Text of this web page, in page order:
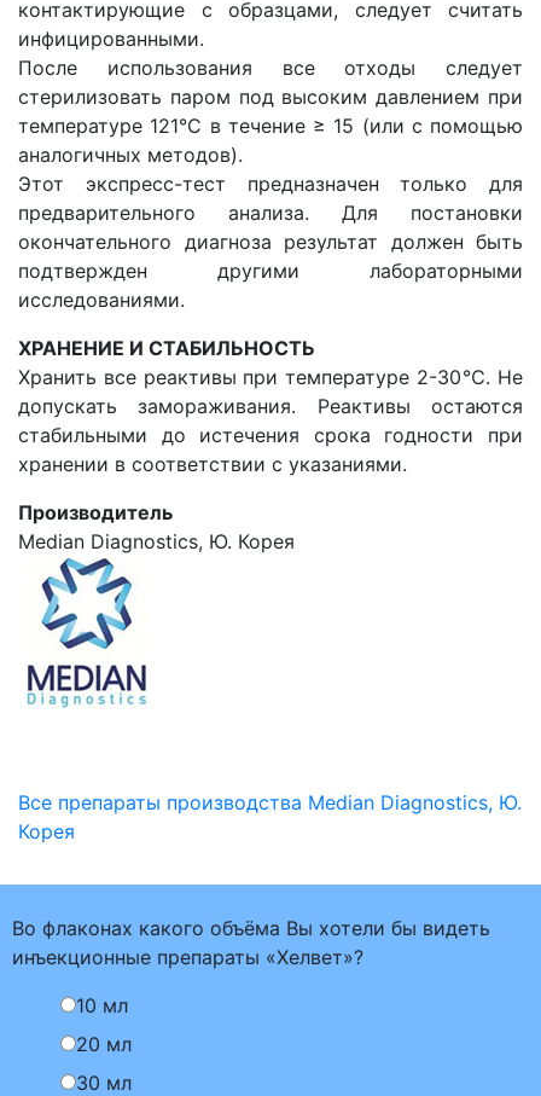
контактирующие с образцами, следует считать
инфицированными.
После использования все отходы следует
стерилизовать паром под высоким давлением при
температуре 121°С в течение ≥ 15 (или с помощью
аналогичных методов).
Этот экспресс-тест предназначен только для
предварительного анализа. Для постановки
окончательного диагноза результат должен быть
подтвержден другими лабораторными
исследованиями.
ХРАНЕНИЕ И СТАБИЛЬНОСТЬ
Хранить все реактивы при температуре 2-30℃. Не
допускать замораживания. Реактивы остаются
стабильными до истечения срока годности при
хранении в соответствии с указаниями.
Производитель
Median Diagnostics, Ю. Корея
Все препараты производства Median Diagnostics, Ю.
Корея
Во флаконах какого объёма Вы хотели бы видеть
инъекционные препараты «Хелвет»?
10 мл
20 мл
30 мл